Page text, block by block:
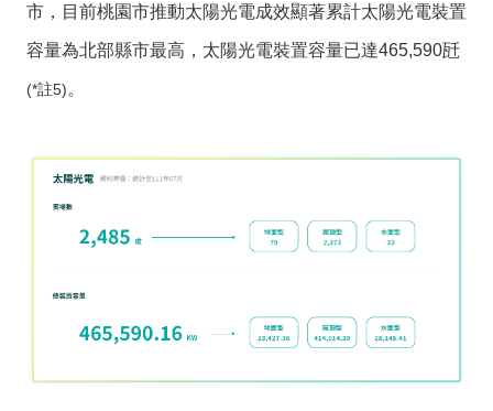
市，目前桃園市推動太陽光電成效顯著累計太陽光電裝置
容量為北部縣市最高，太陽光電裝置容量已達465,590瓩
(*註5)。